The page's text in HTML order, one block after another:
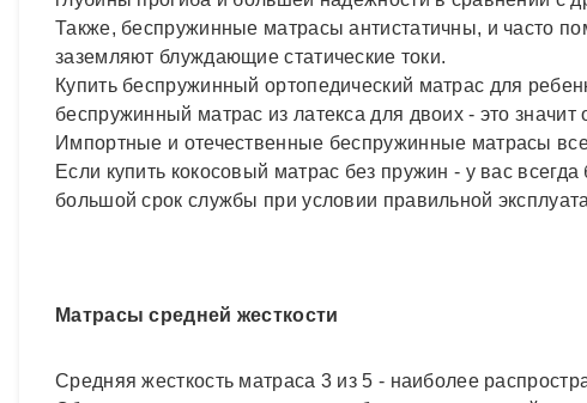
Также, беспружинные матрасы антистатичны, и часто
заземляют блуждающие статические токи.
Купить беспружинный ортопедический матрас для
беспружинный матрас из латекса для двоих - это
Импортные и отечественные беспружинные матрасы
Если купить кокосовый матрас без пружин - у вас
большой срок службы при условии правильной
Матрасы средней жесткости
Средняя жесткость матраса 3 из 5 - наиболее